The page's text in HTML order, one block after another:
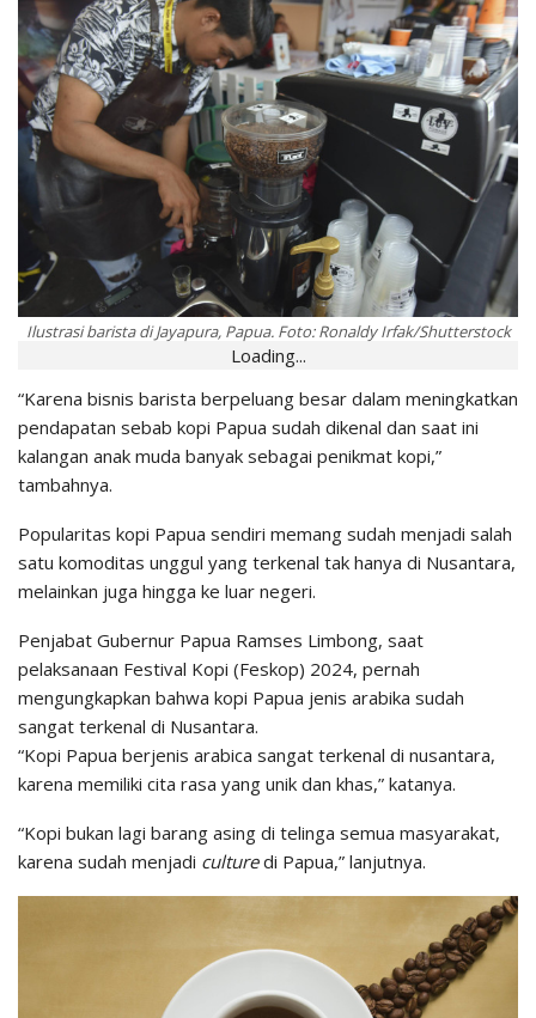
Ilustrasi barista di Jayapura, Papua. Foto: Ronaldy Irfak/Shutterstock
Loading...
“Karena bisnis barista berpeluang besar dalam meningkatkan
pendapatan sebab kopi Papua sudah dikenal dan saat ini
kalangan anak muda banyak sebagai penikmat kopi,”
tambahnya.
Popularitas kopi Papua sendiri memang sudah menjadi salah
satu komoditas unggul yang terkenal tak hanya di Nusantara,
melainkan juga hingga ke luar negeri.
Penjabat Gubernur Papua Ramses Limbong, saat
pelaksanaan Festival Kopi (Feskop) 2024, pernah
mengungkapkan bahwa kopi Papua jenis arabika sudah
sangat terkenal di Nusantara.
“Kopi Papua berjenis arabica sangat terkenal di nusantara,
karena memiliki cita rasa yang unik dan khas,” katanya.
“Kopi bukan lagi barang asing di telinga semua masyarakat,
karena sudah menjadi culturedi Papua,” lanjutnya.